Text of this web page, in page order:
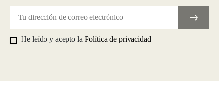
He leído y acepto la Política de privacidad